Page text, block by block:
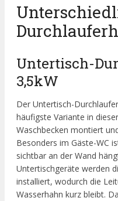
Untertisch-
3,5kW
Der Untertisch-
häufigste Variante in
Waschbecken montiert
Besonders im Gäste-WC
sichtbar an der Wand
Untertischgeräte werden
installiert, wodurch die
Wasserhahn kurz bleibt.